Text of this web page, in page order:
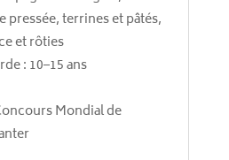
pressée, terrines et pâtés,
et rôties
: 10–15 ans
Mondial de